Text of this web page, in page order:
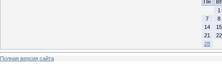
Пн
Вт
1
7
8
14
15
21
22
28
Полная версия сайта